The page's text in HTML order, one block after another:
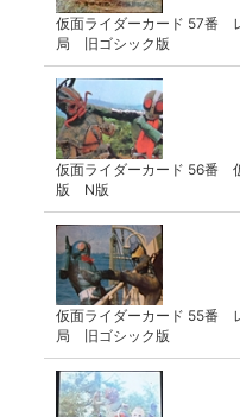
仮面ライダーカード 57番
局 旧ゴシック版
仮面ライダーカード 56番
版 N版
仮面ライダーカード 55番
局 旧ゴシック版